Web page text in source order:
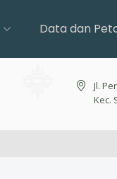
Data dan
Jl.
Kec.